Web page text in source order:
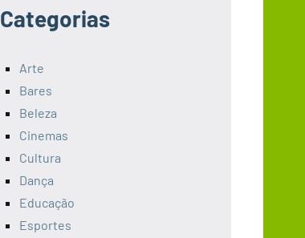
Categorias
Arte
Bares
Beleza
Cinemas
Cultura
Dança
Educação
Esportes